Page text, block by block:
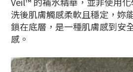
洗後肌膚觸感柔軟且穩定，妳
鎖在底層，是一種肌膚感到安
感。